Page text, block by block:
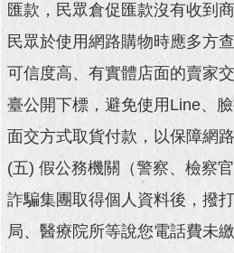
網
站
導
覽
English
常
見
答
匯款，民眾倉促匯款沒有收到
民眾於使用網路購物時應多方
可信度高、有實體店面的賣家
臺公開下標，避免使用Line、
面交方式取貨付款，以保障網路
(五) 假公務機關（警察、檢察官
詐騙集團取得個人資料後，撥
局、醫療院所等說您電話費未